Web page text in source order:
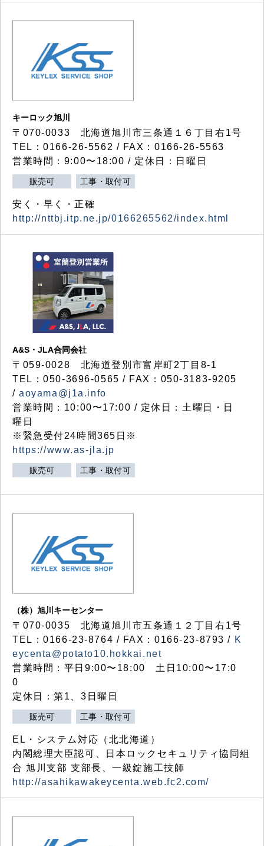
キーロック旭川
〒070-0033 北海道旭川市三条通１６丁目右1号
TEL：0166-26-5562 / FAX：0166-26-5563
営業時間：9:00〜18:00 / 定休日：日曜日
販売可 工事・取付可
安く・早く・正確
http://nttbj.itp.ne.jp/0166265562/index.html
A&S・JLA合同会社
〒 059-0028 北海道登別市富岸町2丁目 8-1
TEL：050-3696-0565 / FAX：050-3183-9205
/aoyama@j1a.info
営業時間：10:00〜17:00 / 定休日：土曜日・日
曜日
※緊急受付24時間365日※
https://www.as-jla.jp
販売可 工事・取付可
（株）旭川キーセンター
〒070-0035 北海道旭川市五条通１２丁目右1号
TEL：0166-23-8764 / FAX：0166-23-8793 / K
eycenta@potato10.hokkai.net
営業時間：平日9:00〜18:00 土日10:00〜17:0
0
定休日：第1、3日曜日
販売可 工事・取付可
EL・システム対応（北北海道）
内閣総理大臣認可、日本ロックセキュリティ協同組
合 旭川支部 支部長、一級錠施工技師
http://asahikawakeycenta.web.fc2.com/